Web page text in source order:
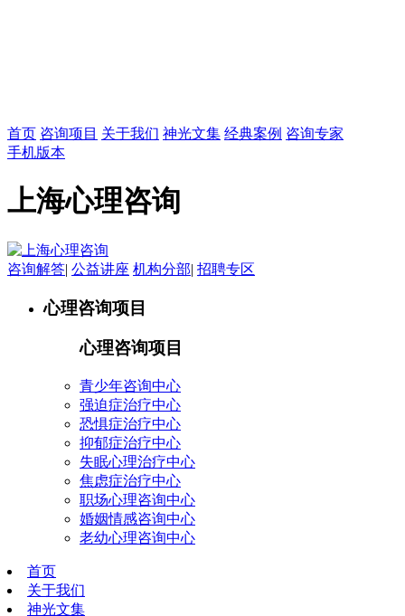
首页 咨询项目 关于我们 神光文集 经典案例 咨询专家
手机版本
上海心理咨询
咨询解答| 公益讲座 机构分部| 招聘专区
心理咨询项目
心理咨询项目
青少年咨询中心
强迫症治疗中心
恐惧症治疗中心
抑郁症治疗中心
失眠心理治疗中心
焦虑症治疗中心
职场心理咨询中心
婚姻情感咨询中心
老幼心理咨询中心
首页
关于我们
神光文集